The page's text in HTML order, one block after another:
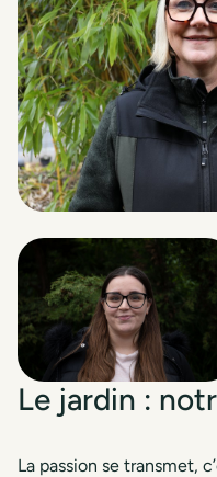
Le jardin :
La passion se transmet,